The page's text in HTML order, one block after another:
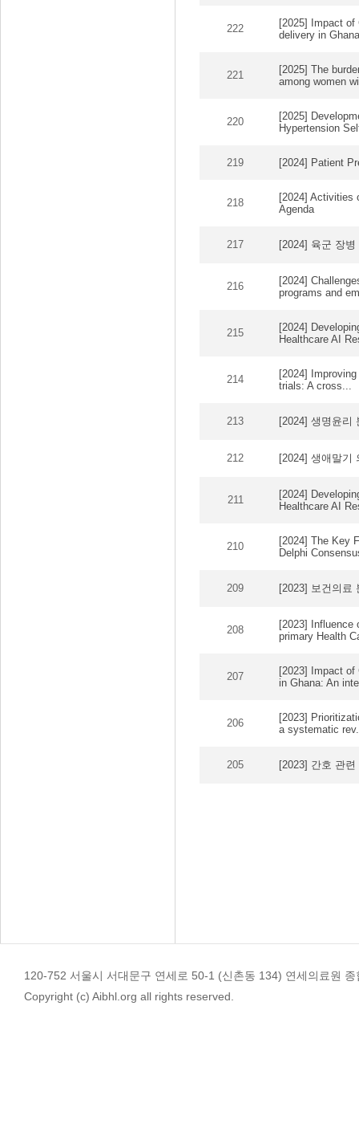
222
[2025] Impact
delivery in
221
[2025] The
among women
220
[2025]
Hypertension
219 [2024] Patient
218
[2024] Activities
Agenda
217 [2024] 육군 장
216
[2024]
programs and
215
[2024]
Healthcare AI
214
[2024]
trials: A cross...
213 [2024] 생명윤리
212 [2024] 생애말기
211
[2024]
Healthcare AI
210
[2024] The Key
Delphi
209 [2023] 보건의료
208
[2023] Influence
primary Health
207
[2023] Impact
in Ghana: An
206
[2023]
a systematic
205 [2023] 간호 관
120-752 서울시 서대문구 연세로 50-1 (신촌동 134) 연세의료
Copyright (c) Aibhl.org all rights reserved.